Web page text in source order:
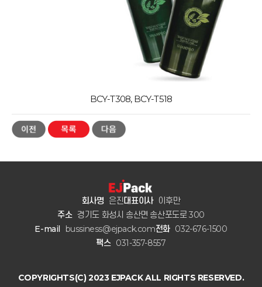
BCY-T308, BCY-T518
회사명 은진대표이사 이후만
주소 경기도 화성시 송산면 송산포도로 300
E-mail
bussiness@ejpack.com전화 032-676-1500
팩스 031-357-8557
COPYRIGHTS(C) 2023 EJPACK ALL RIGHTS RESERVED.